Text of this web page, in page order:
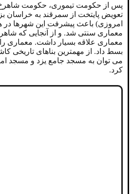
پس از حکومت تیموری، حکومت شاهرخ
تعویض پایتخت از سمرقند به خراسان
امروزی) باعث پیشرفت این شهرها
معماری سنتی شد. و از آنجایی که
معماری علاقه بسیار داشت. معماری را
بسط داد. از مهمترین بناهای تاریخی
می توان به مسجد جامع یزد و مسجد
کرد.